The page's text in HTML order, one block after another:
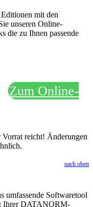
mit den
unseren Online-
die zu Ihnen passende
Zum Online-
reicht! Änderungen
nach oben
umfassende Softwaretool
Ihrer DATANORM-